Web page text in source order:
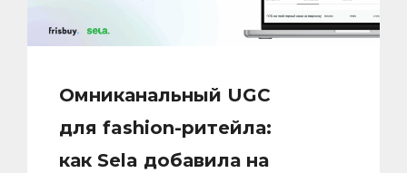
Омниканальный UGC
для fashion-ритейла:
как Sela добавила на